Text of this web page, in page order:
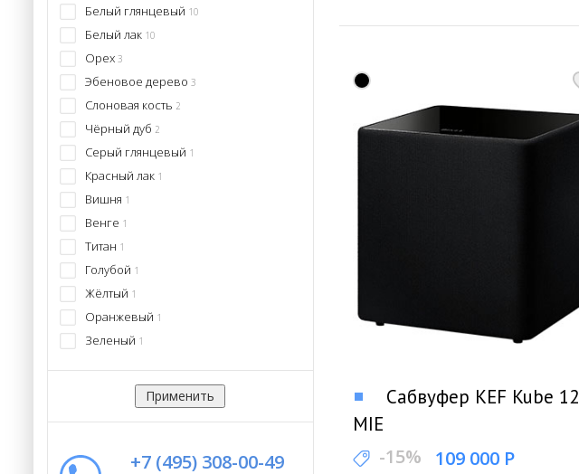
Белый глянцевый 10
Белый лак 10
Орех 3
Эбеновое дерево 3
Слоновая кость 2
Чёрный дуб 2
Серый глянцевый 1
Красный лак 1
Вишня 1
Венге 1
Титан 1
Голубой 1
Жёлтый 1
Оранжевый 1
Зеленый 1
+7 (495) 308-00-49
Сабвуфер KEF Kube 12
MIE
-15%
109 000 Р